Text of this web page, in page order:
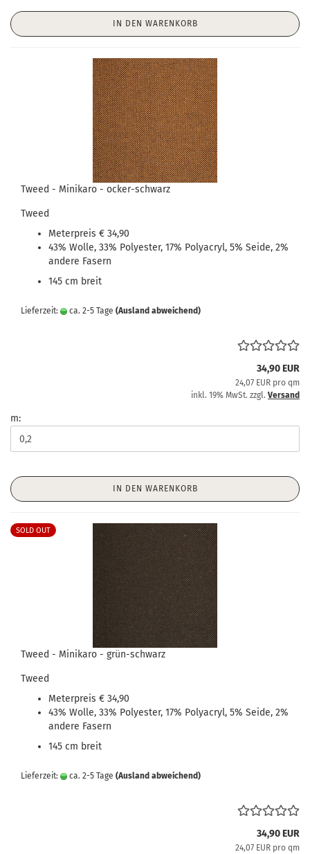
IN DEN WARENKORB
Tweed - Minikaro - ocker-schwarz
Tweed
Meterpreis € 34,90
43% Wolle, 33% Polyester, 17% Polyacryl, 5% Seide, 2%
andere Fasern
145 cm breit
Lieferzeit: ca. 2-5 Tage (Ausland abweichend)
34,90 EUR
24,07 EUR pro qm
inkl. 19% MwSt. zzgl. Versand
m:
IN DEN WARENKORB
SOLD OUT
Tweed - Minikaro - grün-schwarz
Tweed
Meterpreis € 34,90
43% Wolle, 33% Polyester, 17% Polyacryl, 5% Seide, 2%
andere Fasern
145 cm breit
Lieferzeit: ca. 2-5 Tage (Ausland abweichend)
34,90 EUR
24,07 EUR pro qm